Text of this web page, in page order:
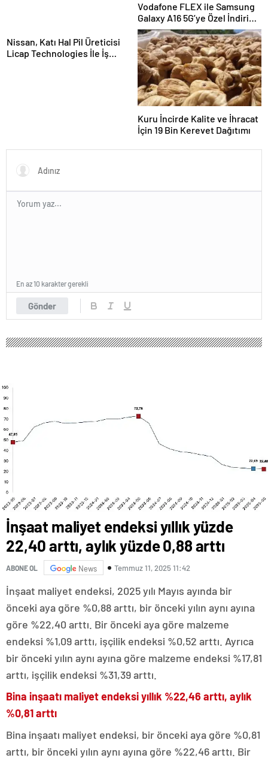
Vodafone FLEX ile Samsung
Galaxy A16 5G’ye Özel İndirim
ve İnternet Hediyesi
Nissan, Katı Hal Pil Üreticisi
Licap Technologies İle İş
Kuru İncirde Kalite ve İhracat
İçin 19 Bin Kerevet Dağıtımı
Gönder
En az 10 karakter gerekli
İnşaat maliyet endeksi yıllık yüzde
22,40 arttı, aylık yüzde 0,88 arttı
ABONE OL News Temmuz 11, 2025 11:42
İnşaat maliyet endeksi, 2025 yılı Mayıs ayında bir
önceki aya göre %0,88 arttı, bir önceki yılın aynı ayına
göre %22,40 arttı. Bir önceki aya göre malzeme
endeksi %1,09 arttı, işçilik endeksi %0,52 arttı. Ayrıca
bir önceki yılın aynı ayına göre malzeme endeksi %17,81
arttı, işçilik endeksi %31,39 arttı.
Bina inşaatı maliyet endeksi yıllık %22,46 arttı, aylık
%0,81 arttı
Bina inşaatı maliyet endeksi, bir önceki aya göre %0,81
arttı, bir önceki yılın aynı ayına göre %22,46 arttı. Bir